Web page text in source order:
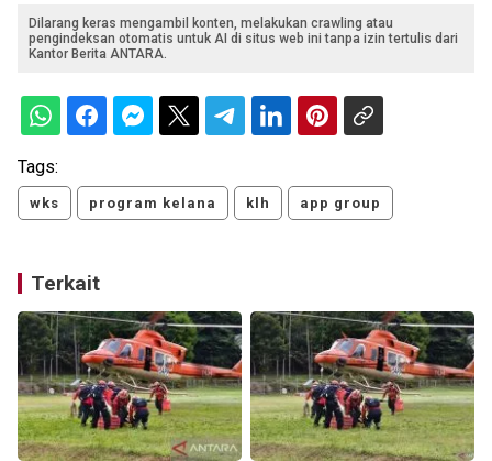
Dilarang keras mengambil konten, melakukan crawling atau
pengindeksan otomatis untuk AI di situs web ini tanpa izin tertulis dari
Kantor Berita ANTARA.
Tags:
wks program kelana klh app group
Terkait